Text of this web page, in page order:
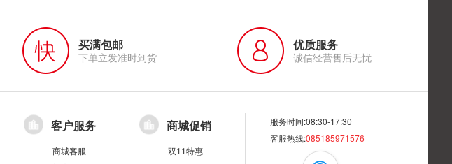
买满包邮
下单立发准时到货
优质服务
诚信经营售后无忧
客户服务
商城客服
商城促销
双11特惠
服务时间:08:30-17:30
客服热线:085185971576